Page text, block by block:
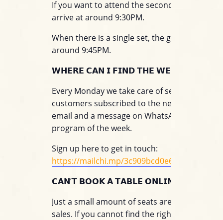
If you want to attend the second set we
arrive at around 9:30PM.
When there is a single set, the gig will start at
around 9:45PM.
𝗪𝗛𝗘𝗥𝗘 𝗖𝗔𝗡 𝗜 𝗙𝗜𝗡𝗗 𝗧𝗛𝗘 𝗪𝗘𝗘𝗞𝗟𝗬
Every Monday we take care of sending to all
customers subscribed to the newsletter
email and a message on WhatsApp with the
program of the week.
Sign up here to get in touch:
https://mailchi.mp/3c909bcd0e60/
𝗖𝗔𝗡’𝗧 𝗕𝗢𝗢𝗞 𝗔 𝗧𝗔𝗕𝗟𝗘 𝗢𝗡𝗟𝗜𝗡𝗘?
Just a small amount of seats are available for
sales. If you cannot find the right table for